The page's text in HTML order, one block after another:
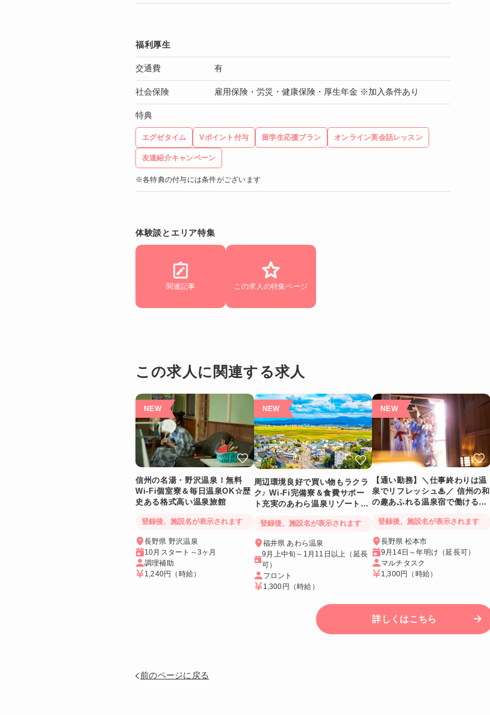
福利厚生
交通費 有
社会保険 雇用保険・労災・健康保険・厚生年金 ※加入条件あり
特典
エグゼタイム Vポイント付与 留学生応援プラン オンライン英会話レッスン
友達紹介キャンペーン
※各特典の付与には条件がございます
体験談とエリア特集
関連記事 この求人の特集ページ
この求人に関連する求人
信州の名湯・野沢温泉！無料
Wi-Fi個室寮＆毎日温泉OK☆歴
史ある格式高い温泉旅館
登録後、施設名が表示されます
長野県 野沢温泉
10月スタート～3ヶ月
調理補助
1,240円 （時給）
周辺環境良好で買い物もラクラ
ク♪ Wi-Fi完備寮＆食費サポー
ト充実のあわら温泉リゾートバ
登録後、施設名が表示されます
福井県 あわら温泉
9月上中旬～1月11日以上（延長
可）
フロント
1,300円 （時給）
【通い勤務】＼仕事終わりは温
泉でリフレッシュ♨／ 信州の和
の趣あふれる温泉宿で働ける人
登録後、施設名が表示されます
長野県 松本市
9月14日～年明け（延長可）
マルチタスク
1,300円 （時給）
詳しくはこちら
前のページに戻る